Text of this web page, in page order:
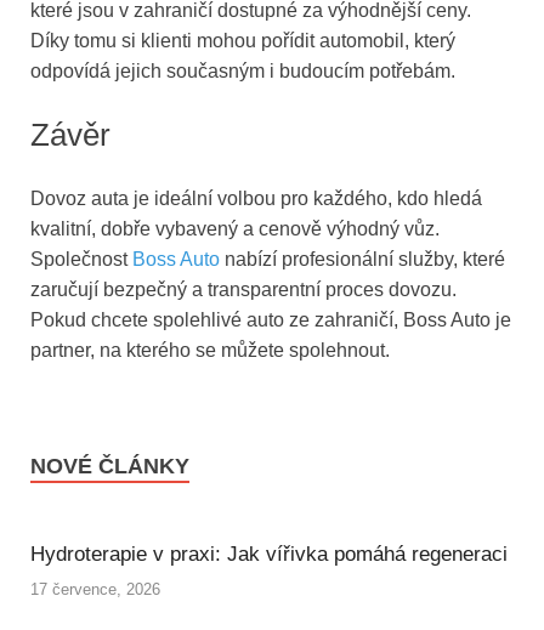
které jsou v zahraničí dostupné za výhodnější ceny.
Díky tomu si klienti mohou pořídit automobil, který
odpovídá jejich současným i budoucím potřebám.
Závěr
Dovoz auta je ideální volbou pro každého, kdo hledá
kvalitní, dobře vybavený a cenově výhodný vůz.
Společnost Boss Auto nabízí profesionální služby, které
zaručují bezpečný a transparentní proces dovozu.
Pokud chcete spolehlivé auto ze zahraničí, Boss Auto je
partner, na kterého se můžete spolehnout.
NOVÉ ČLÁNKY
Hydroterapie v praxi: Jak vířivka pomáhá regeneraci
17 července, 2026